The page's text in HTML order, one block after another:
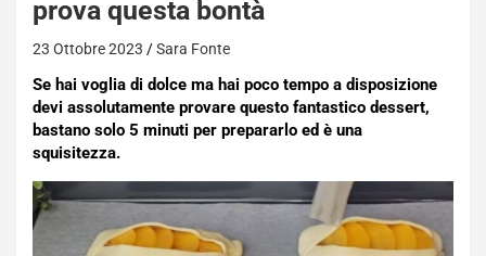
prova questa bontà
23 Ottobre 2023 Sara Fonte
Se hai voglia di dolce ma hai poco tempo a disposizione
devi assolutamente provare questo fantastico dessert,
bastano solo 5 minuti per prepararlo ed è una
squisitezza.